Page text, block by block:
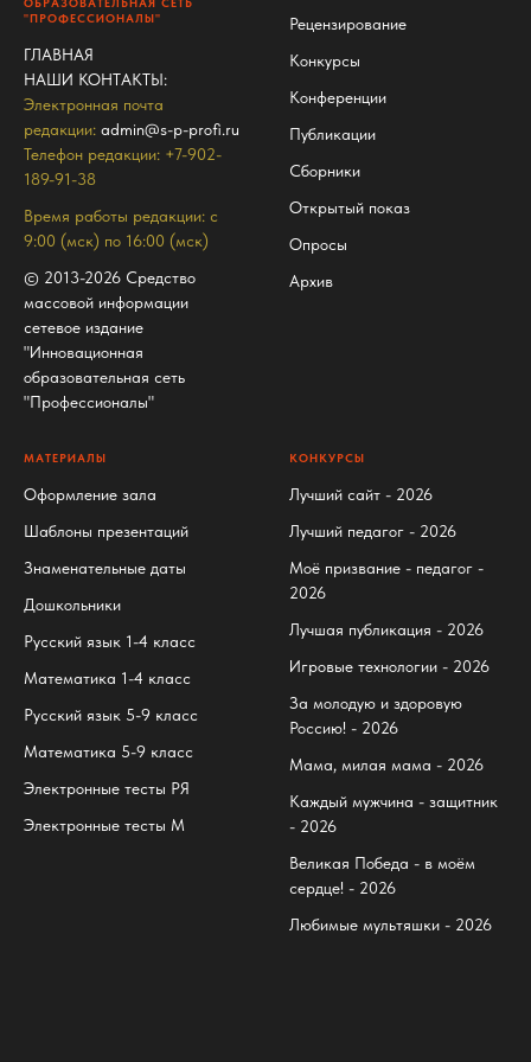
"ПРОФЕССИОНАЛЫ"
ГЛАВНАЯ
НАШИ КОНТАКТЫ:
Электронная почта
редакции: admin@s-p-profi.ru
Телефон редакции: +7-902-
189-91-38
Время работы редакции: с
9:00 (мск) по 16:00 (мск)
© 2013-2026 Средство
массовой информации
сетевое издание
"Инновационная
образовательная сеть
"Профессионалы"
Рецензирование
Конкурсы
Конференции
Публикации
Сборники
Открытый показ
Опросы
Архив
МАТЕРИАЛЫ
Оформление зала
Шаблоны презентаций
Знаменательные даты
Дошкольники
Русский язык 1-4 класс
Математика 1-4 класс
Русский язык 5-9 класс
Математика 5-9 класс
Электронные тесты РЯ
Электронные тесты М
КОНКУРСЫ
Лучший сайт - 2026
Лучший педагог - 2026
Моё призвание - педагог -
2026
Лучшая публикация - 2026
Игровые технологии - 2026
За молодую и здоровую
Россию! - 2026
Мама, милая мама - 2026
Каждый мужчина - защитник
- 2026
Великая Победа - в моём
сердце! - 2026
Любимые мультяшки - 2026